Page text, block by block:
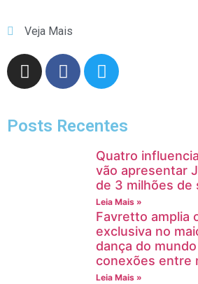
Veja Mais
Posts Recentes
Quatro
vão apresentar
de 3 milhões de
Leia Mais »
Favretto amplia
exclusiva no
dança do
conexões entre
Leia Mais »